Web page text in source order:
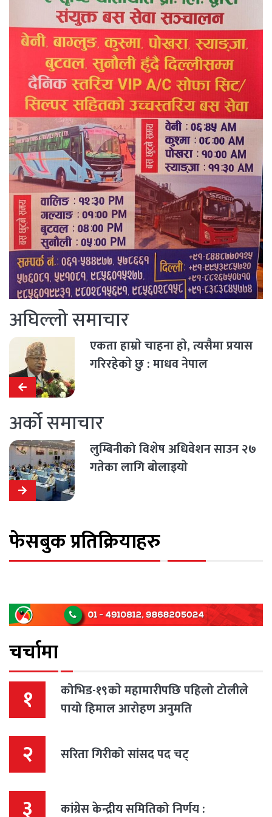
अघिल्लो समाचार
एकता हाम्राे चाहना हाे, त्यसैमा प्रयास
गरिरहेकाे छु : माधव नेपाल
अर्को समाचार
लुम्बिनीको विशेष अधिवेशन साउन २७
गतेका लागि बाेलाइयाे
फेसबुक प्रतिक्रियाहरु
चर्चामा
१
कोभिड-१९काे महामारीपछि पहिलो टोलीले
पायो हिमाल आरोहण अनुमति
२ सरिता गिरीको सांसद पद चट्
३ कांग्रेस केन्द्रीय समितिको निर्णय :